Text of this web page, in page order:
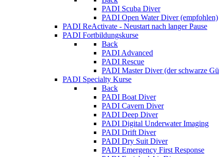
PADI Scuba Diver
PADI Open Water Diver (empfohlen)
PADI ReActivate - Neustart nach langer Pause
PADI Fortbildungskurse
Back
PADI Advanced
PADI Rescue
PADI Master Diver (der schwarze
PADI Specialty Kurse
Back
PADI Boat Diver
PADI Cavern Diver
PADI Deep Diver
PADI Digital Underwater Imaging
PADI Drift Diver
PADI Dry Suit Diver
PADI Emergency First Response